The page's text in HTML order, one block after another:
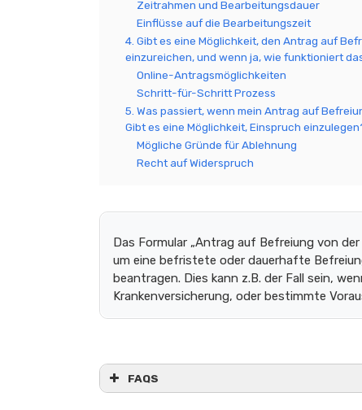
Zeitrahmen und Bearbeitungsdauer
Einflüsse auf die Bearbeitungszeit
4. Gibt es eine Möglichkeit, den Antrag auf
einzureichen, und wenn ja, wie funktioniert
Online-Antragsmöglichkeiten
Schritt-für-Schritt Prozess
5. Was passiert, wenn mein Antrag auf
Gibt es eine Möglichkeit, Einspruch
Mögliche Gründe für Ablehnung
Recht auf Widerspruch
Das Formular „Antrag auf Befreiung von
um eine befristete oder dauerhafte
beantragen. Dies kann z.B. der Fall sein,
Krankenversicherung, oder bestimmte
FAQS